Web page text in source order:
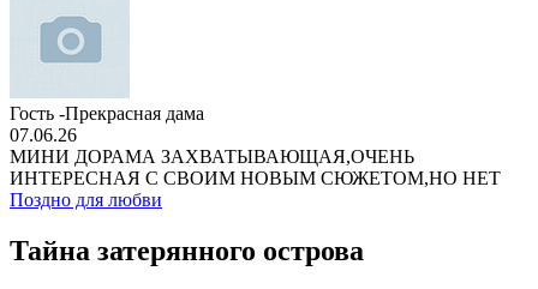
Гость -Прекрасная дама
07.06.26
МИНИ ДОРАМА ЗАХВАТЫВАЮЩАЯ,ОЧЕНЬ
ИНТЕРЕСНАЯ С СВОИМ НОВЫМ СЮЖЕТОМ,НО НЕТ
Поздно для любви
Тайна затерянного острова